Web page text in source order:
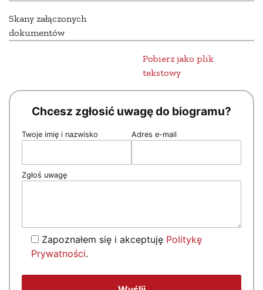
Skany załączonych
dokumentów
Pobierz jako plik
tekstowy
Chcesz zgłosić uwagę do biogramu?
Twoje imię i nazwisko Adres e-mail
Zgłoś uwagę
Zapoznałem się i akceptuję Politykę
Prywatności.